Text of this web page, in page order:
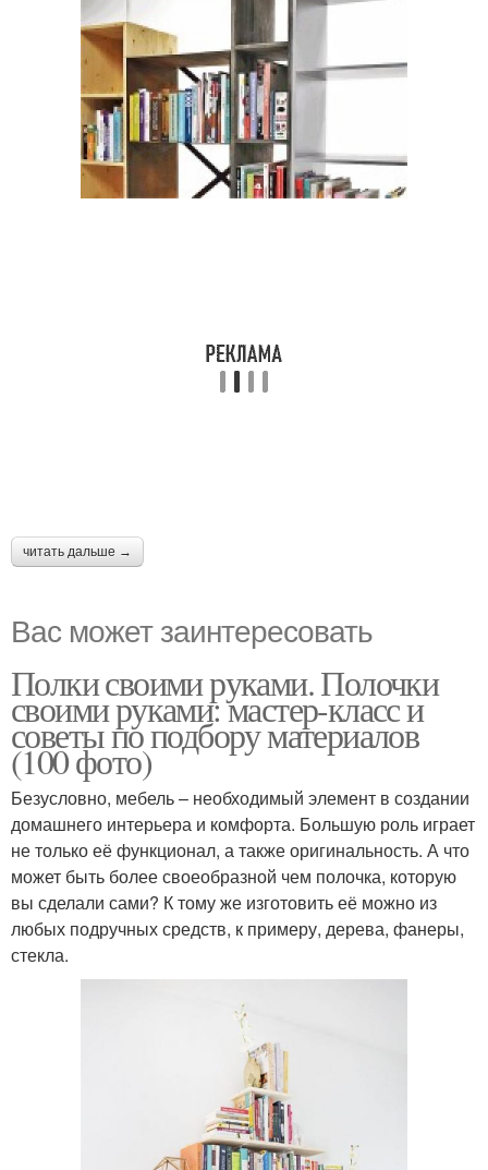
читать дальше →
Вас может заинтересовать
Полки своими руками. Полочки
своими руками: мастер-класс и
советы по подбору материалов
(100 фото)
Безусловно, мебель – необходимый элемент в создании
домашнего интерьера и комфорта. Большую роль играет
не только её функционал, а также оригинальность. А что
может быть более своеобразной чем полочка, которую
вы сделали сами? К тому же изготовить её можно из
любых подручных средств, к примеру, дерева, фанеры,
стекла.